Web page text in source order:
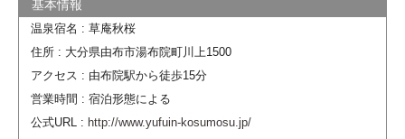
温泉宿名 : 草庵秋桜
住所 : 大分県由布市湯布院町川上1500
アクセス : 由布院駅から徒歩15分
営業時間 : 宿泊形態による
公式URL : http://www.yufuin-kosumosu.jp/